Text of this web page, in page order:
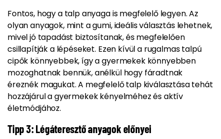
Fontos, hogy a talp anyaga is megfelelő legyen. Az
olyan anyagok, mint a gumi, ideális választás lehetnek,
mivel jó tapadást biztosítanak, és megfelelően
csillapítják a lépéseket. Ezen kívül a rugalmas talpú
cipők könnyebbek, így a gyermekek könnyebben
mozoghatnak bennük, anélkül hogy fáradtnak
éreznék magukat. A megfelelő talp kiválasztása tehát
hozzájárul a gyermekek kényelméhez és aktív
életmódjához.
Tipp 3: Légáteresztő anyagok előnyei